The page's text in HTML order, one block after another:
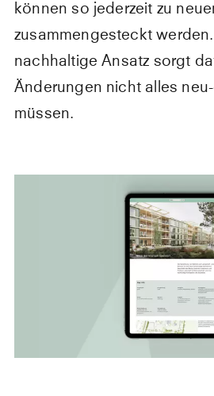
können so jederzeit zu
zusammengesteckt
nachhaltige Ansatz sorgt
Änderungen nicht alles
müssen.